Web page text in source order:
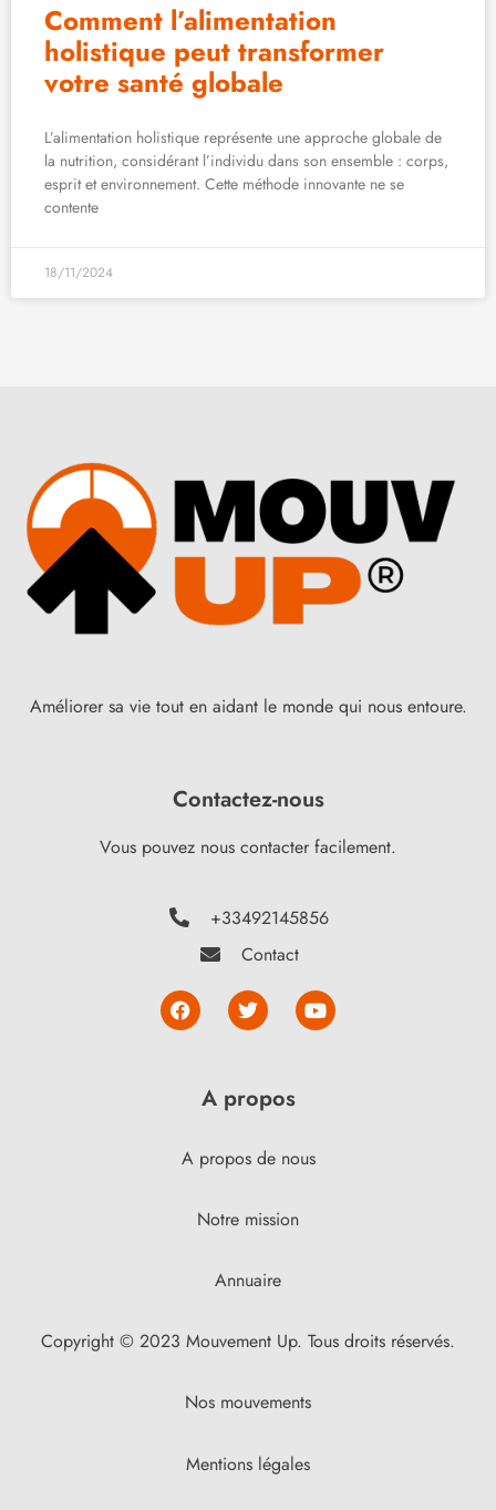
Comment l’alimentation
holistique peut transformer
votre santé globale
L’alimentation holistique représente une approche globale de
la nutrition, considérant l’individu dans son ensemble : corps,
esprit et environnement. Cette méthode innovante ne se
contente
18/11/2024
Améliorer sa vie tout en aidant le monde qui nous entoure.
Contactez-nous
Vous pouvez nous contacter facilement.
+33492145856
Contact
A propos
A propos de nous
Notre mission
Annuaire
Copyright © 2023 Mouvement Up. Tous droits réservés.
Nos mouvements
Mentions légales